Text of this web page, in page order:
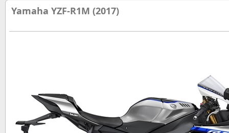
Yamaha YZF-R1M (2017)